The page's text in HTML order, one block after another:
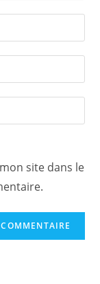
site dans le